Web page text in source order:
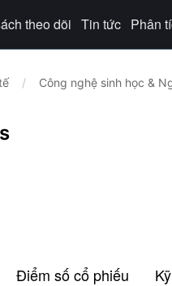
theo dõi Tin tức Phân
/ Công nghệ sinh học &
Điểm số cổ phiếu